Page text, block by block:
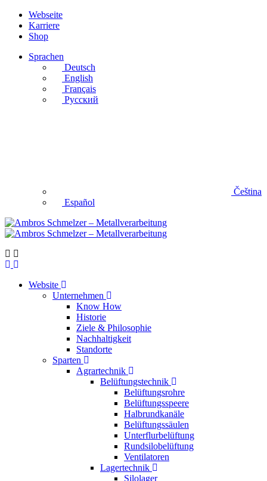
Webseite
Karriere
Shop
Sprachen
Deutsch
English
Français
Русский
Čeština
Español
Website
Unternehmen
Know How
Historie
Ziele & Philosophie
Nachhaltigkeit
Standorte
Sparten
Agrartechnik
Belüftungstechnik
Belüftungsrohre
Belüftungsspeere
Halbrundkanäle
Belüftungssäulen
Unterflurbelüftung
Rundsilobelüftung
Ventilatoren
Lagertechnik
Silolager